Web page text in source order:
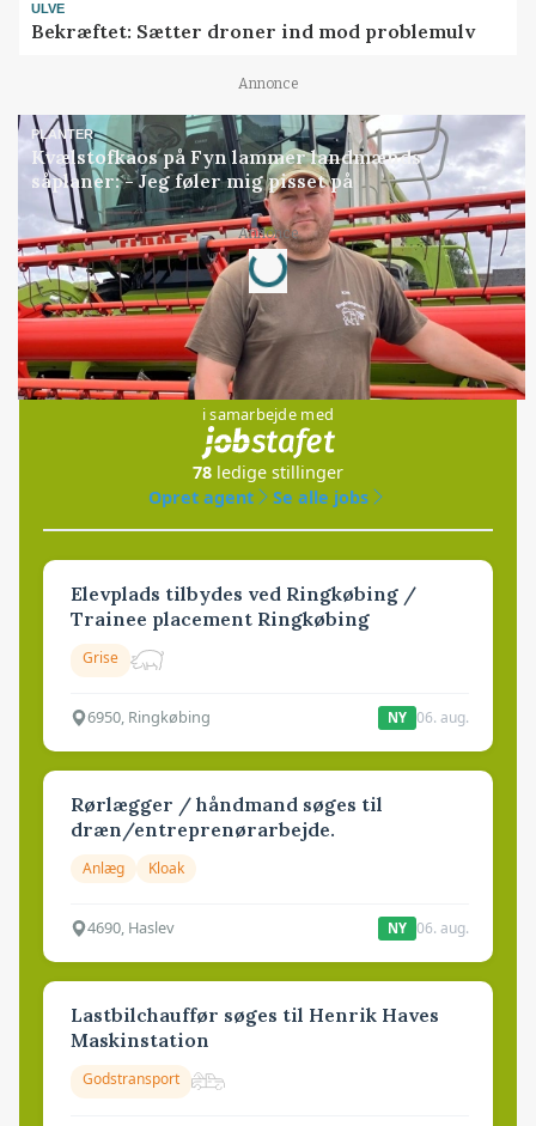
ULVE
Bekræftet: Sætter droner ind mod problemulv
Annonce
PLANTER
Kvælstofkaos på Fyn lammer landmænds
såplaner: - Jeg føler mig pisset på
Annonce
Loading...
Jobs
i samarbejde med
78 ledige stillinger
Opret agent
Se alle jobs
Elevplads tilbydes ved Ringkøbing /
Trainee placement Ringkøbing
Grise
6950, Ringkøbing NY 06. aug.
Rørlægger / håndmand søges til
dræn/entreprenørarbejde.
Anlæg Kloak
4690, Haslev NY 06. aug.
Lastbilchauffør søges til Henrik Haves
Maskinstation
Godstransport